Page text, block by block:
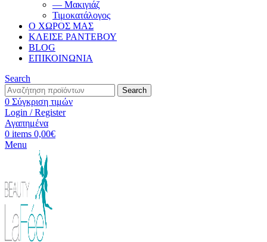
— Μακιγιάζ
Τιμοκατάλογος
Ο ΧΩΡΟΣ ΜΑΣ
ΚΛΕΙΣΕ ΡΑΝΤΕΒΟΥ
BLOG
ΕΠΙΚΟΙΝΩΝΙΑ
Search
Search
0 Σύγκριση τιμών
Login / Register
Αγαπημένα
0 items 0,00€
Menu